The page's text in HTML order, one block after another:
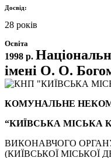
Досвід:
28 років
Освіта
1998 р.
імені О. О.
КОМУНАЛЬНЕ
“КИЇВСЬКА МІСЬКА
ВИКОНАВЧОГО
(КИЇВСЬКОЇ МІСЬКОЇ